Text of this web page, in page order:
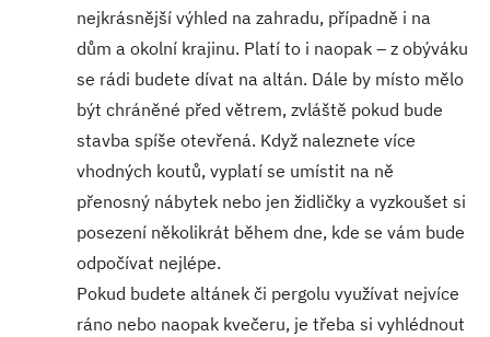
nejkrásnější výhled na zahradu, případně i na
dům a okolní krajinu. Platí to i naopak – z obýváku
se rádi budete dívat na altán. Dále by místo mělo
být chráněné před větrem, zvláště pokud bude
stavba spíše otevřená. Když naleznete více
vhodných koutů, vyplatí se umístit na ně
přenosný nábytek nebo jen židličky a vyzkoušet si
posezení několikrát během dne, kde se vám bude
odpočívat nejlépe.
Pokud budete altánek či pergolu využívat nejvíce
ráno nebo naopak kvečeru, je třeba si vyhlédnout